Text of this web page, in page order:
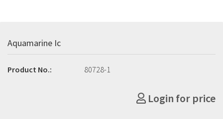
Aquamarine Ic
Product No.: 80728-1
Login for price